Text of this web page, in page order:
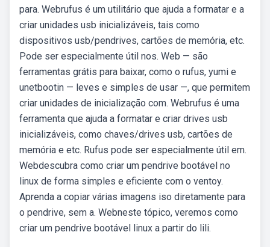
para. Webrufus é um utilitário que ajuda a formatar e a
criar unidades usb inicializáveis, tais como
dispositivos usb/pendrives, cartões de memória, etc.
Pode ser especialmente útil nos. Web — são
ferramentas grátis para baixar, como o rufus, yumi e
unetbootin — leves e simples de usar —, que permitem
criar unidades de inicialização com. Webrufus é uma
ferramenta que ajuda a formatar e criar drives usb
inicializáveis, como chaves/drives usb, cartões de
memória e etc. Rufus pode ser especialmente útil em.
Webdescubra como criar um pendrive bootável no
linux de forma simples e eficiente com o ventoy.
Aprenda a copiar várias imagens iso diretamente para
o pendrive, sem a. Webneste tópico, veremos como
criar um pendrive bootável linux a partir do lili.